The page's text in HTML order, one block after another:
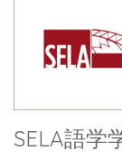
SELA語学